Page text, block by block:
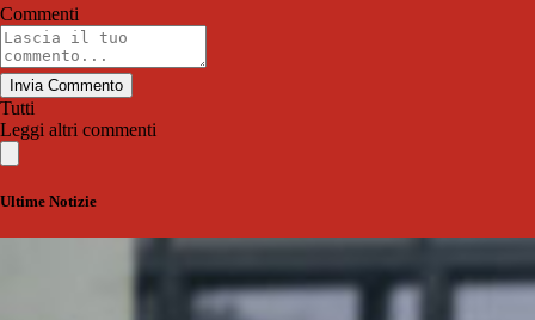
Commenti
Invia Commento
Tutti
Leggi altri commenti
Ultime Notizie